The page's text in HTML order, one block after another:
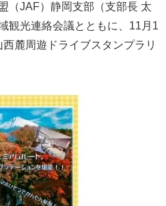
（JAF）静岡支部（支部長 太
観光連絡会議とともに、11月1
麓周遊ドライブスタンプラリ